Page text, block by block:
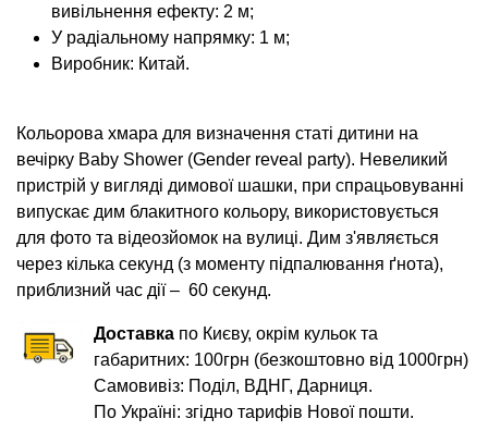
вивільнення ефекту: 2 м;
У радіальному напрямку: 1 м;
Виробник: Китай.
Кольорова хмара для визначення статі дитини на
вечірку Baby Shower (Gender reveal party). Невеликий
пристрій у вигляді димової шашки, при спрацьовуванні
випускає дим блакитного кольору, використовується
для фото та відеозйомок на вулиці. Дим з'являється
через кілька секунд (з моменту підпалювання ґнота),
приблизний час дії – 60 секунд.
Доставка по Києву, окрім кульок та
габаритних: 100грн (безкоштовно від 1000грн)
Самовивіз: Поділ, ВДНГ, Дарниця.
По Україні: згідно тарифів Нової пошти.